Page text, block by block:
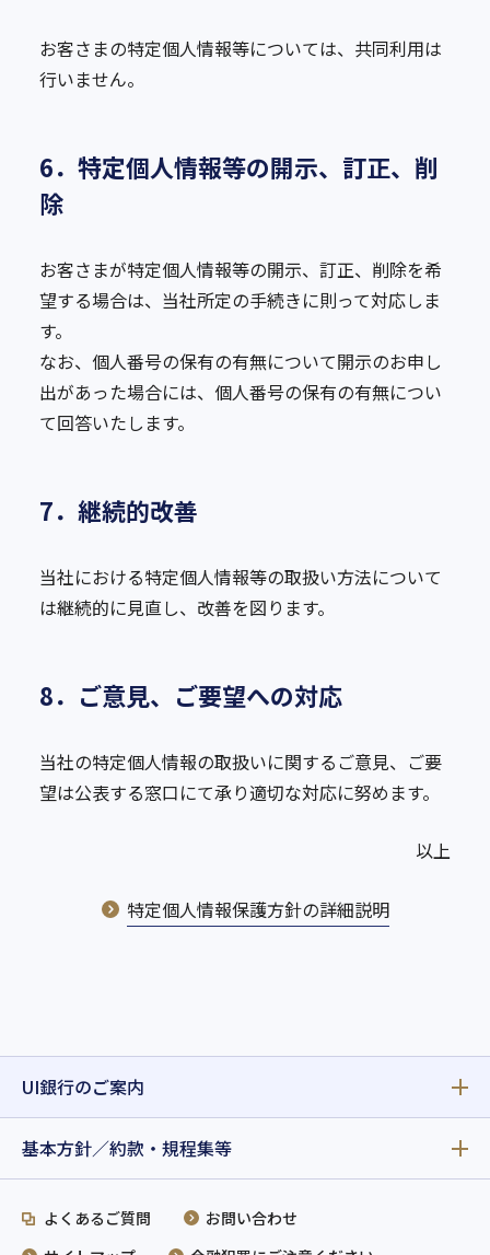
お客さまの特定個人情報等については、共同利用は
行いません。
6．特定個人情報等の開示、訂正、削
除
お客さまが特定個人情報等の開示、訂正、削除を希
望する場合は、当社所定の手続きに則って対応しま
す。
なお、個人番号の保有の有無について開示のお申し
出があった場合には、個人番号の保有の有無につい
て回答いたします。
7．継続的改善
当社における特定個人情報等の取扱い方法について
は継続的に見直し、改善を図ります。
8．ご意見、ご要望への対応
当社の特定個人情報の取扱いに関するご意見、ご要
望は公表する窓口にて承り適切な対応に努めます。
以上
特定個人情報保護方針の詳細説明
UI銀行のご案内
基本方針／約款・規程集等
よくあるご質問
お問い合わせ